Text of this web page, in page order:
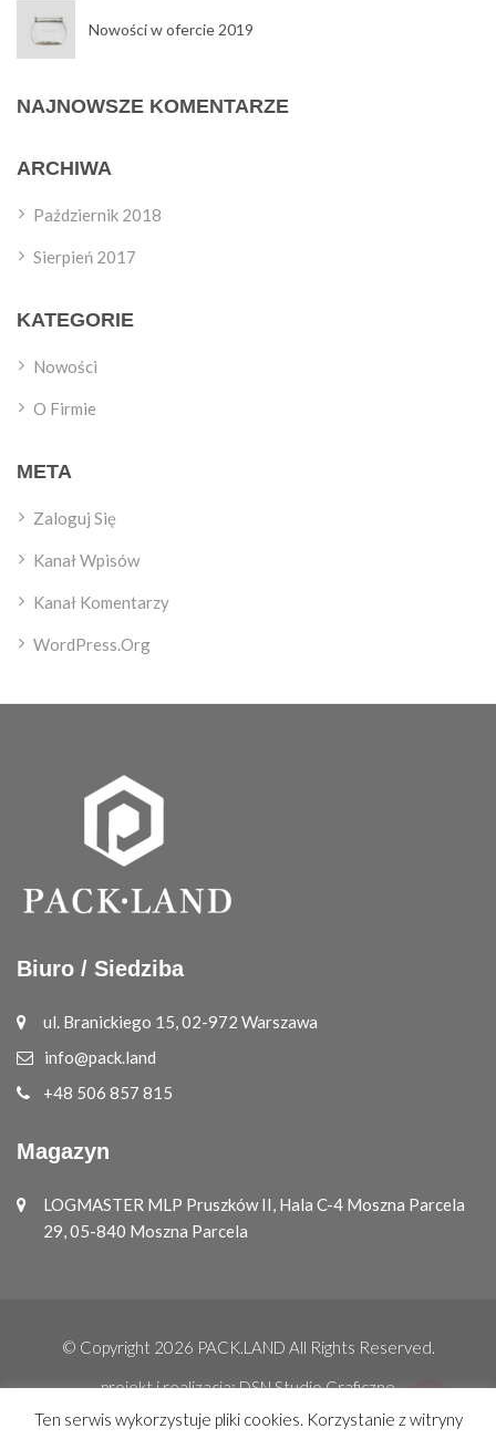
Nowości w ofercie 2019
NAJNOWSZE KOMENTARZE
ARCHIWA
Październik 2018
Sierpień 2017
KATEGORIE
Nowości
O Firmie
META
Zaloguj Się
Kanał Wpisów
Kanał Komentarzy
WordPress.org
Biuro / Siedziba
ul. Branickiego 15, 02-972 Warszawa
info@pack.land
+48 506 857 815
Magazyn
LOGMASTER MLP Pruszków II, Hala C-4 Moszna Parcela
29, 05-840 Moszna Parcela
© Copyright 2026 PACK.LAND All Rights Reserved.
projekt i realizacja:DSN Studio Graficzne
Ten serwis wykorzystuje pliki cookies. Korzystanie z witryny